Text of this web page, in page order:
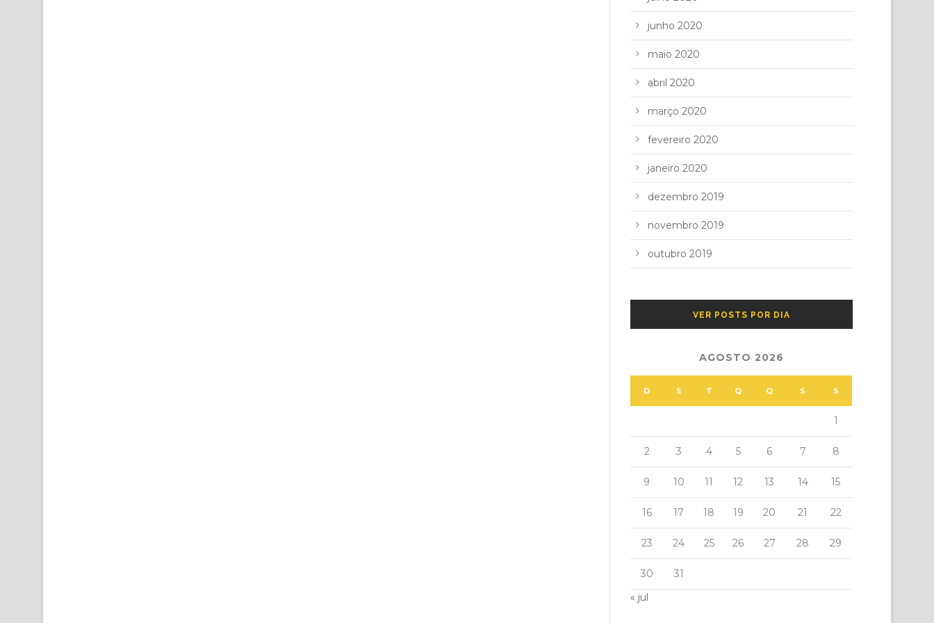
junho 2020
maio 2020
abril 2020
março 2020
fevereiro 2020
janeiro 2020
dezembro 2019
novembro 2019
outubro 2019
VER POSTS POR DIA
AGOSTO 2026
D S T Q Q S S
1
2 3 4 5 6 7 8
9 10 11 12 13 14 15
16 17 18 19 20 21 22
23 24 25 26 27 28 29
30
31
« jul